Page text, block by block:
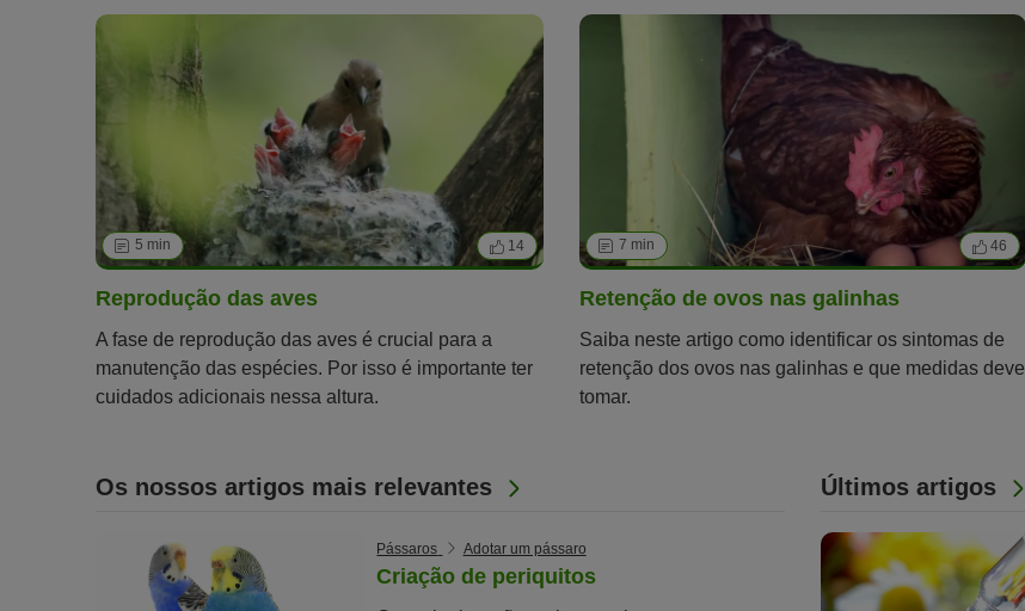
5 min 14
Reprodução das aves
A fase de reprodução das aves é crucial para a
manutenção das espécies. Por isso é importante ter
cuidados adicionais nessa altura.
7 min 46
Retenção de ovos nas galinhas
Saiba neste artigo como identificar os sintomas de
retenção dos ovos nas galinhas e que medidas deve
tomar.
Os nossos artigos mais relevantes
Pássaros Adotar um pássaro
Criação de periquitos
Últimos artigos